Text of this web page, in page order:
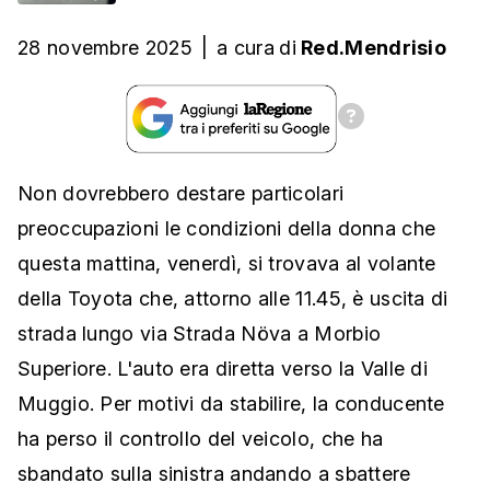
28 novembre 2025 a cura di Red.Mendrisio
Non dovrebbero destare particolari
preoccupazioni le condizioni della donna che
questa mattina, venerdì, si trovava al volante
della Toyota che, attorno alle 11.45, è uscita di
strada lungo via Strada Növa a Morbio
Superiore. L'auto era diretta verso la Valle di
Muggio. Per motivi da stabilire, la conducente
ha perso il controllo del veicolo, che ha
sbandato sulla sinistra andando a sbattere